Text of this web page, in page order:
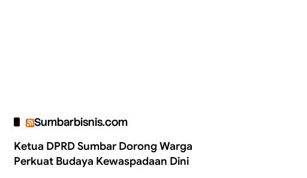
Sumbarbisnis.com
Ketua DPRD Sumbar Dorong Warga
Perkuat Budaya Kewaspadaan Dini